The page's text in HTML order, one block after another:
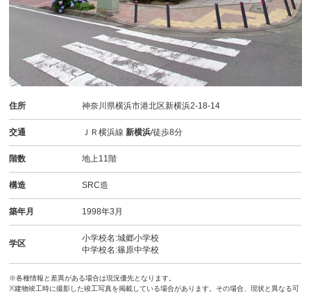
住所 神奈川県横浜市港北区新横浜2-18-14
交通 ＪＲ横浜線新横浜/徒歩8分
階数 地上11階
構造 SRC造
築年月 1998年3月
学区
小学校名:城郷小学校
中学校名:篠原中学校
※各種情報と差異がある場合は現況優先となります。
※建物竣工時に撮影した竣工写真を掲載している場合があります。その場合、現状と異なる可